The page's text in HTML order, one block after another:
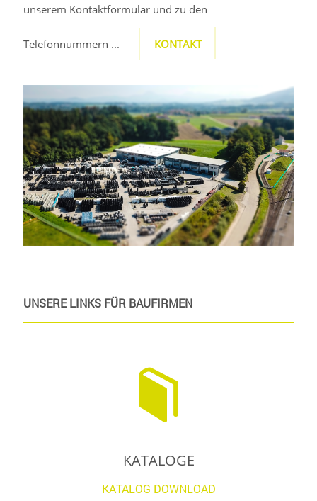
unserem Kontaktformular und zu den
Telefonnummern ... KONTAKT
UNSERE LINKS FÜR BAUFIRMEN
KATALOGE
KATALOG DOWNLOAD